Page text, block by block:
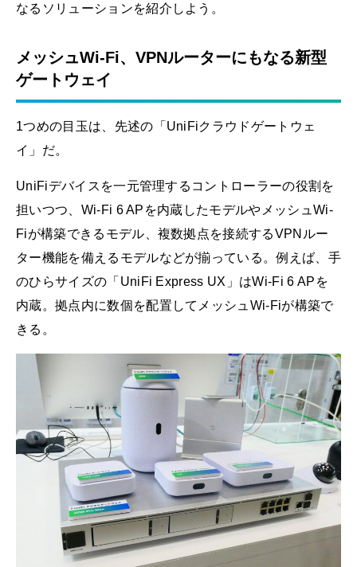
なるソリューションを紹介しよう。
メッシュWi-Fi、VPNルーターにもなる新型
ゲートウェイ
1つめの目玉は、先述の「UniFiクラウドゲートウェ
イ」だ。
UniFiデバイスを一元管理するコントローラーの役割を
担いつつ、Wi-Fi 6 APを内蔵したモデルやメッシュWi-
Fiが構築できるモデル、複数拠点を接続するVPNルー
ター機能を備えるモデルなどが揃っている。例えば、手
のひらサイズの「UniFi Express UX」はWi-Fi 6 APを
内蔵。拠点内に数個を配置してメッシュWi-Fiが構築で
きる。